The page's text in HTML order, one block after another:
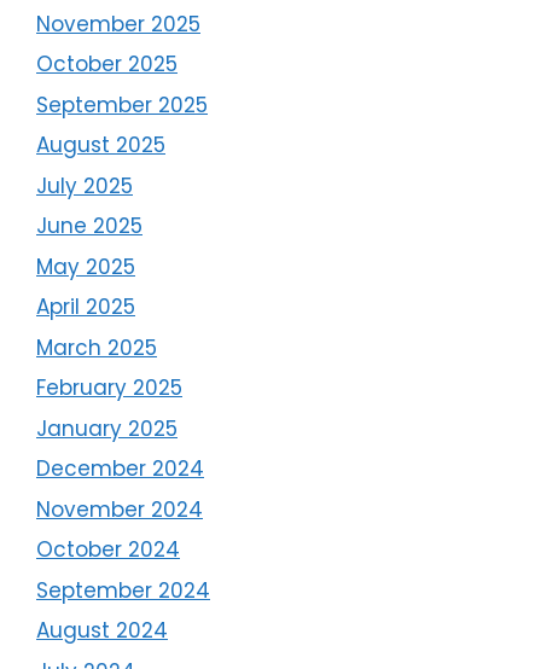
November 2025
October 2025
September 2025
August 2025
July 2025
June 2025
May 2025
April 2025
March 2025
February 2025
January 2025
December 2024
November 2024
October 2024
September 2024
August 2024